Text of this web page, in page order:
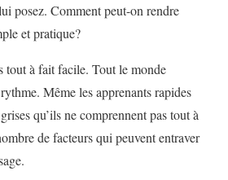
posez. Comment peut-on rendre
et pratique?
tout à fait facile. Tout le monde
Même les apprenants rapides
qu’ils ne comprennent pas tout à
de facteurs qui peuvent entraver